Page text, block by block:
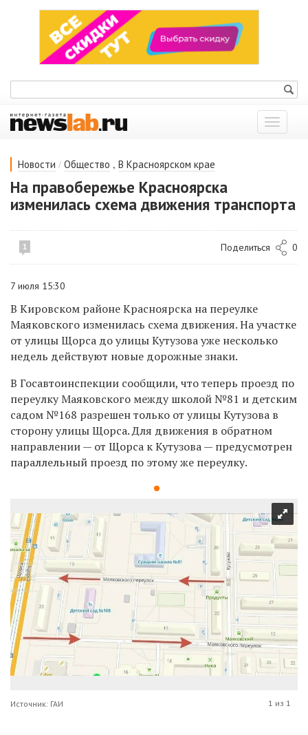
Показать
меню
Новости / Общество , В Красноярском крае
На правобережье Красноярска
изменилась схема движения транспорта
1 Поделиться 0
7 июля 15:30
В Кировском районе Красноярска на переулке
Маяковского изменилась схема движения. На участке
от улицы Щорса до улицы Кутузова уже несколько
недель действуют новые дорожные знаки.
В Госавтоинспекции сообщили, что теперь проезд по
переулку Маяковского между школой №81 и детским
садом №168 разрешен только от улицы Кутузова в
сторону улицы Щорса. Для движения в обратном
направлении — от Щорса к Кутузова — предусмотрен
параллельный проезд по этому же переулку.
Источник: ГАИ 1 из 1